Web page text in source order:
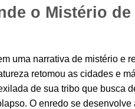
o Mistério
uma narrativa de mistério e
retomou as cidades e
de sua tribo que busca
O enredo se